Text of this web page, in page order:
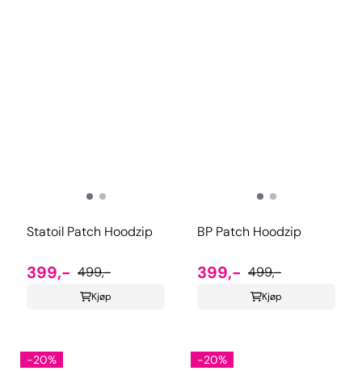
Statoil Patch Hoodzip
399,- 499,-
Kjøp
BP Patch Hoodzip
399,- 499,-
Kjøp
-20% -20%